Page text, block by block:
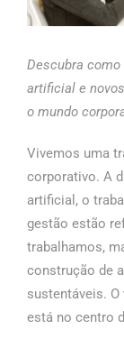
Descubra
artificial e
o mundo
Vivemos uma
corporativo. A
artificial, o
gestão estão
trabalhamos,
construção de
sustentáveis. O
está no centro